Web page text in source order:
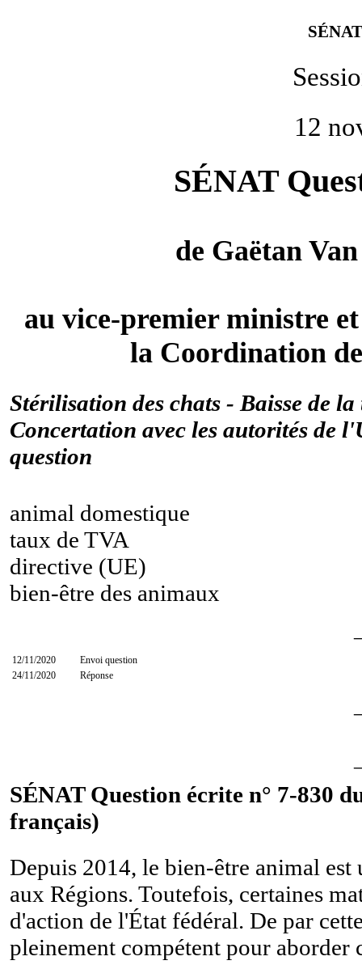
12
SÉNAT
de Gaëtan
au vice-premier ministre
la Coordination
Stérilisation des chats - Baisse de
Concertation avec les autorités de
question
animal domestique
taux de TVA
directive (UE)
bien-être des animaux
12/11/2020
Envoi question
24/11/2020
Réponse
SÉNAT Question écrite n° 7-830
français)
Depuis 2014, le bien-être animal
aux Régions. Toutefois, certaines
d'action de l'État fédéral. De par
pleinement compétent pour aborder